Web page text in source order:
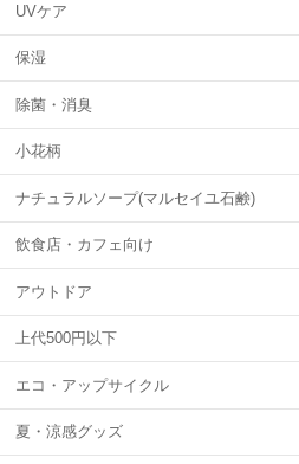
UVケア
保湿
除菌・消臭
小花柄
ナチュラルソープ(マルセイユ石鹸)
飲食店・カフェ向け
アウトドア
上代500円以下
エコ・アップサイクル
夏・涼感グッズ